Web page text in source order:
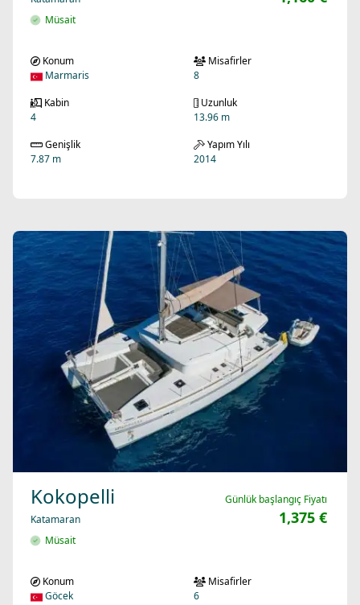
Müsait
Konum
Marmaris
Misafirler
8
Kabin
4
Uzunluk
13.96 m
Genişlik
7.87 m
Yapım Yılı
2014
Kokopelli
Katamaran
Müsait
Günlük başlangıç Fiyatı
1,375 €
Konum
Göcek
Misafirler
6